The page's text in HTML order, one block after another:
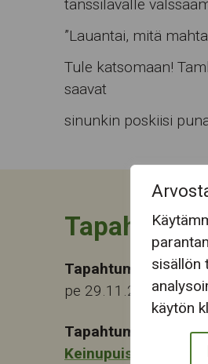
sisällön
käytön
tanssilavalle
”Lauantai, mitä
Tule katsomaan!
saavat
sinunkin poskiisi
Tapahtuma-aika
pe 29.11.2024 13:00
Tapahtumapaikka:
Keinupuistokeskus